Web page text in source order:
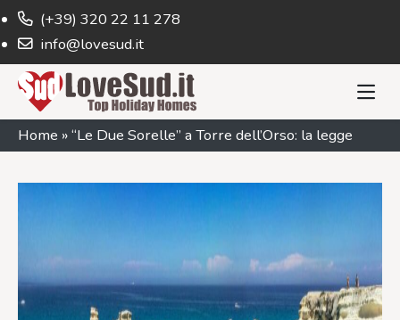
(+39) 320 22 11 278
info@lovesud.it
Home »“Le Due Sorelle” a Torre dell’Orso: la legge